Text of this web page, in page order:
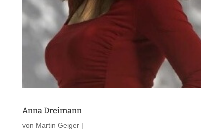
Anna Dreimann
von Martin Geiger|